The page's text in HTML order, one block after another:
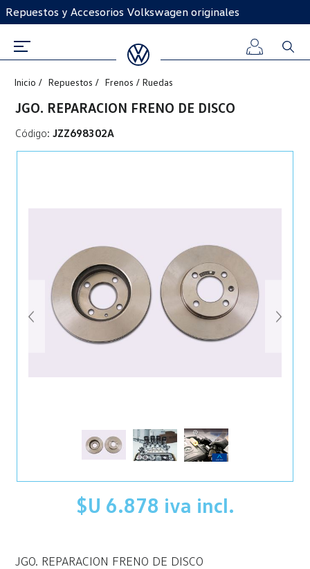
Repuestos y Accesorios Volkswagen originales
Inicio Repuestos Frenos / Ruedas
JGO. REPARACION FRENO DE DISCO
Código: JZZ698302A
$U 6.878 iva incl.
JGO. REPARACION FRENO DE DISCO